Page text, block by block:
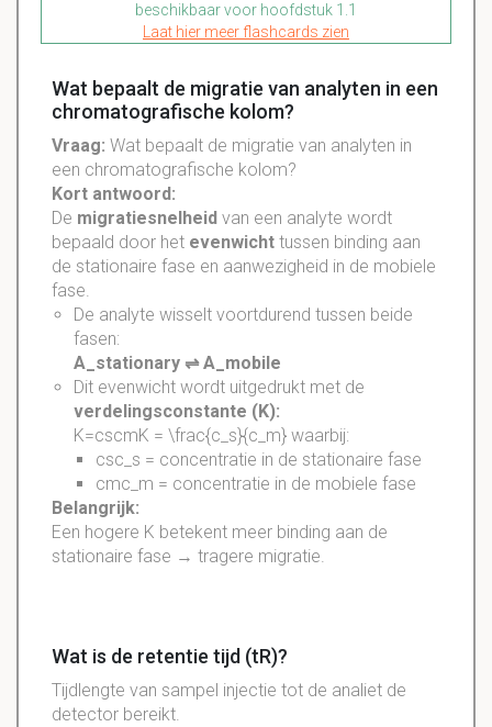
beschikbaar voor hoofdstuk 1.1
Laat hier meer flashcards zien
Wat bepaalt de migratie van analyten in een
chromatografische kolom?
Vraag: Wat bepaalt de migratie van analyten in
een chromatografische kolom?
Kort antwoord:
De migratiesnelheid van een analyte wordt
bepaald door het evenwicht tussen binding aan
de stationaire fase en aanwezigheid in de mobiele
fase.
De analyte wisselt voortdurend tussen beide
fasen:
A_stationary ⇌ A_mobile
Dit evenwicht wordt uitgedrukt met de
verdelingsconstante (K):
K=cscmK = \frac{c_s}{c_m} waarbij:
csc_s = concentratie in de stationaire fase
cmc_m = concentratie in de mobiele fase
Belangrijk:
Een hogere K betekent meer binding aan de
stationaire fase → tragere migratie.
Wat is de retentie tijd (tR)?
Tijdlengte van sampel injectie tot de analiet de
detector bereikt.